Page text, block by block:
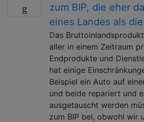
zum BIP, die eher
eines Landes als
Das
aller in einem Zeitraum
Endprodukte und
hat einige
Beispiel ein Auto auf
und beide repariert und
ausgetauscht werden
zum BIP bei, obwohl wir